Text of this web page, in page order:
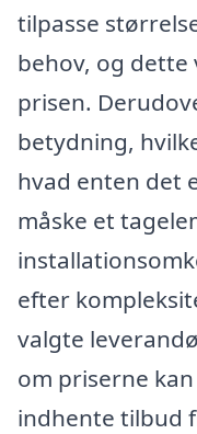
tilpasse
behov, og dette
prisen.
betydning,
hvad enten det
måske et
efter
valgte
om priserne
indhente tilbud